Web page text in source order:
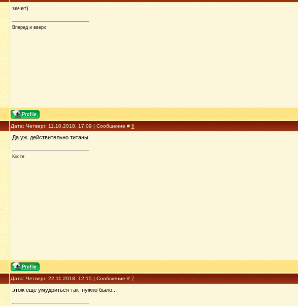
зачет)
Вперед и вверх
Дата: Четверг, 11.10.2018, 17:09 | Сообщение # 6
Да уж. действительно титаны.
Костя
Дата: Четверг, 22.11.2018, 12:15 | Сообщение # 7
этож еще умудриться так нужно было...